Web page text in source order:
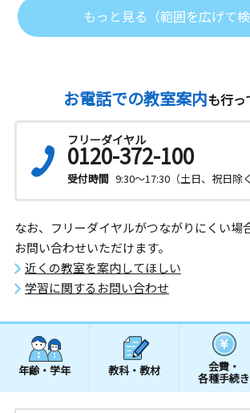
もっと見る（範囲を広げて検
お電話での教室案内も行っ
フリーダイヤル
0120-372-100
受付時間 9:30～17:30（土日、祝日除く
なお、フリーダイヤルがつながりにくい場
お問い合わせいただけます。
近くの教室を案内してほしい
学習に関するお問い合わせ
年齢・学年 教科・教材 会費・
各種手続き